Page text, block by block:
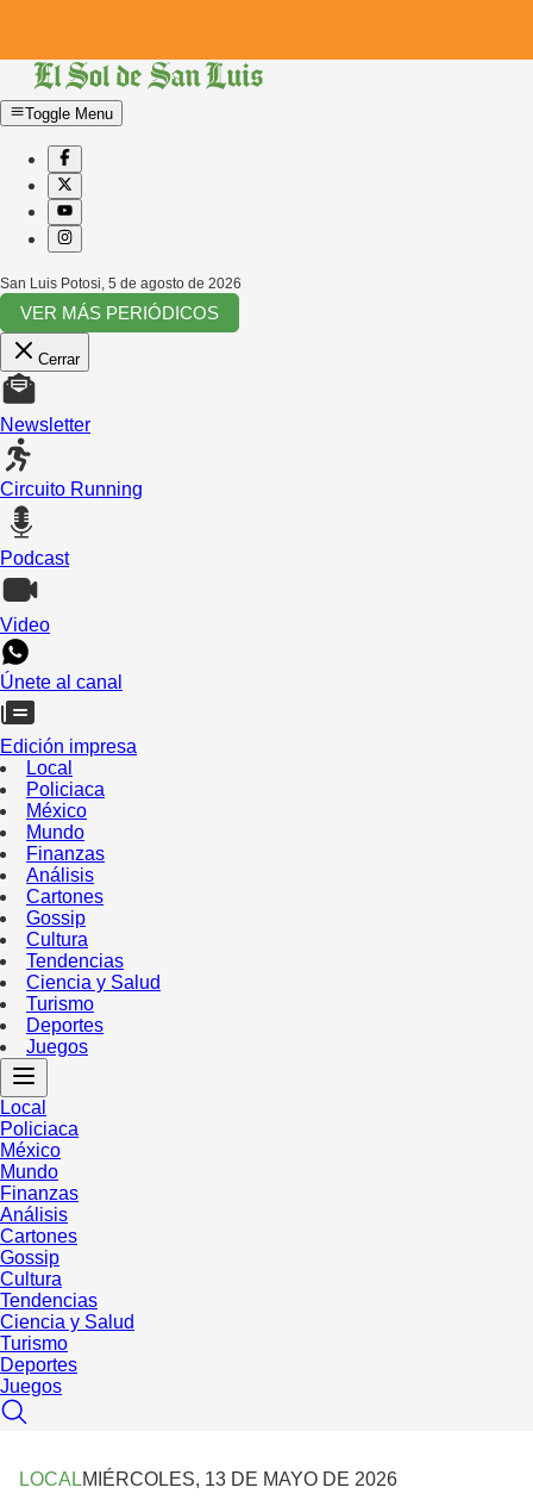
Toggle Menu
San Luis Potosi 5 de agosto de 2026
VER MÁS PERIÓDICOS
Cerrar
Newsletter
Circuito Running
Podcast
Video
Únete al canal
Edición impresa
Local
Policiaca
México
Mundo
Finanzas
Análisis
Cartones
Gossip
Cultura
Tendencias
Ciencia y Salud
Turismo
Deportes
Juegos
Local
Policiaca
México
Mundo
Finanzas
Análisis
Cartones
Gossip
Cultura
Tendencias
Ciencia y Salud
Turismo
Deportes
Juegos
LOCALMIÉRCOLES, 13 DE MAYO DE 2026